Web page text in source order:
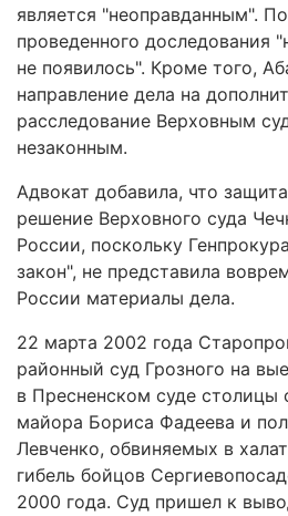
является "неоправданным".
проведенного доследования
не появилось". Кроме того,
направление дела на
расследование Верховным
незаконным.
Адвокат добавила, что
решение Верховного суда
России, поскольку
закон", не представила
России материалы дела.
22 марта 2002 года
районный суд Грозного на
в Пресненском суде столицы
майора Бориса Фадеева и
Левченко, обвиняемых в
гибель бойцов
2000 года. Суд пришел к